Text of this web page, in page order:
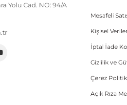
Yolu Cad. NO: 94/A
Mesafeli
Kişisel
İptal İade
Gizlilik ve
Çerez
Açık Rıza